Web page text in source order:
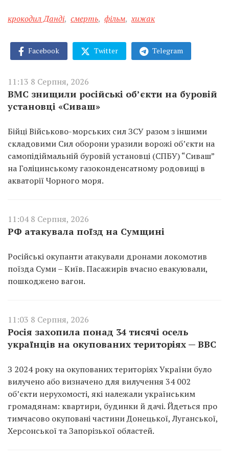
крокодил Данді, смерть, фільм, хижак
Facebook Twitter Telegram
11:13 8 Серпня, 2026
ВМС знищили російські об’єкти на буровій
установці «Сиваш»
Бійці Військово-морських сил ЗСУ разом з іншими
складовими Сил оборони уразили ворожі об’єкти на
самопідіймальній буровій установці (СПБУ) “Сиваш”
на Голіцинському газоконденсатному родовищі в
акваторії Чорного моря.
11:04 8 Серпня, 2026
РФ атакувала поїзд на Сумщині
Російські окупанти атакували дронами локомотив
поїзда Суми – Київ. Пасажирів вчасно евакуювали,
пошкоджено вагон.
11:03 8 Серпня, 2026
Росія захопила понад 34 тисячі осель
українців на окупованих територіях — BBC
З 2024 року на окупованих територіях України було
вилучено або визначено для вилучення 34 002
об’єкти нерухомості, які належали українським
громадянам: квартири, будинки й дачі. Йдеться про
тимчасово окуповані частини Донецької, Луганської,
Херсонської та Запорізької областей.